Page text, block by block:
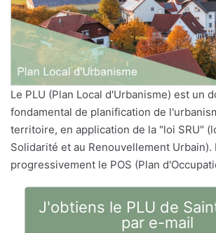
Le PLU (Plan Local d'Urbanisme) est un
fondamental de planification de
territoire, en application de la "loi SRU"
Solidarité et au Renouvellement Urbain).
progressivement le POS (Plan
J'obtiens le PLU de
par e-mail